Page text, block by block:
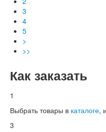
3
4
5
>
>>
Как заказать
1
Выбрать товары в каталоге,
3